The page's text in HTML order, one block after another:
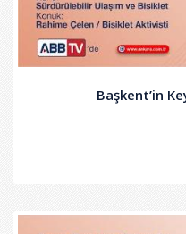
Başkent’in